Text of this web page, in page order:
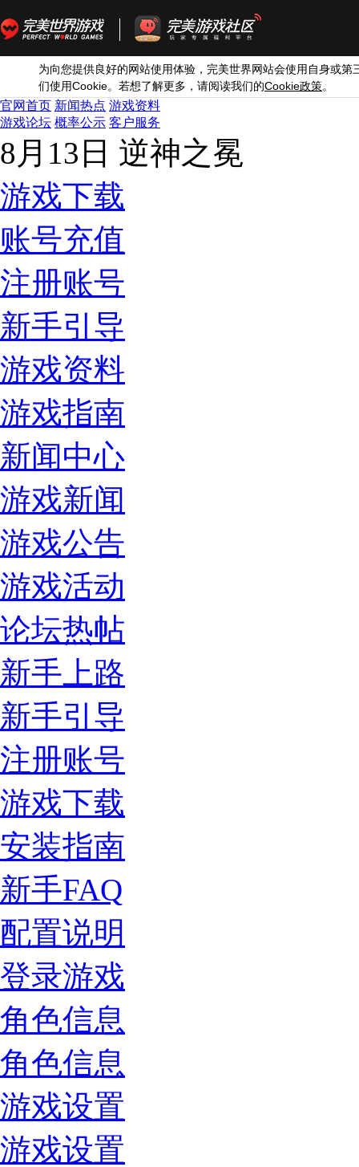
为向您提供良好的网站使用体验，完美世界网站会使用自身或第
们使用Cookie。若想了解更多，请阅读我们的Cookie政策。
官网首页 新闻热点 游戏资料
游戏论坛 概率公示 客户服务
8月13日 逆神之冕
游戏下载
账号充值
注册账号
新手引导
游戏资料
游戏指南
新闻中心
游戏新闻
游戏公告
游戏活动
论坛热帖
新手上路
新手引导
注册账号
游戏下载
安装指南
新手FAQ
配置说明
登录游戏
角色信息
角色信息
游戏设置
游戏设置